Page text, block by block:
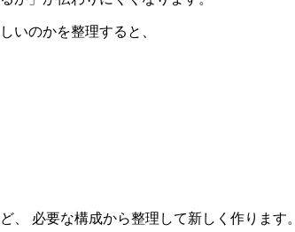
いのかを整理すると、
、 必要な構成から整理して新しく作ります。